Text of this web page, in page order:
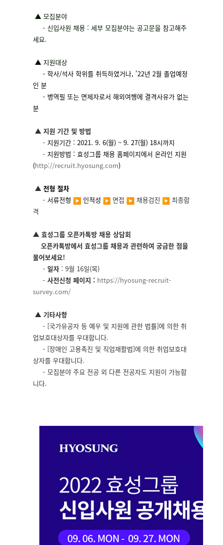
▲ 모집분야
- 신입사원 채용 : 세부 모집분야는 공고문을 참고해주
세요.
▲ 지원대상
- 학사/석사 학위를 취득하였거나, '22년 2월 졸업예정
인 분
- 병역필 또는 면제자로서 해외여행에 결격사유가 없는
분
▲ 지원 기간 및 방법
- 지원기간 : 2021. 9. 6(월) ~ 9. 27(월) 18시까지
- 지원방법 : 효성그룹 채용 홈페이지에서 온라인 지원
(http://recruit.hyosung.com)
▲ 전형 절차
- 서류전형 인적성 면접 채용검진
최종합
격
▲ 효성그룹 오픈카톡방 채용 상담회
오픈카톡방에서 효성그룹 채용과 관련하여 궁금한 점을
물어보세요!
- 일자 : 9월 16일(목)
- 사전신청 페이지 : https://hyosung-recruit-
survey.com/
▲ 기타사항
- [국가유공자 등 예우 및 지원에 관한 법률]에 의한 취
업보호대상자를 우대합니다.
- [장애인 고용촉진 및 직업재활법]에 의한 취업보호대
상자를 우대합니다.
- 모집분야 주요 전공 외 다른 전공자도 지원이 가능합
니다.